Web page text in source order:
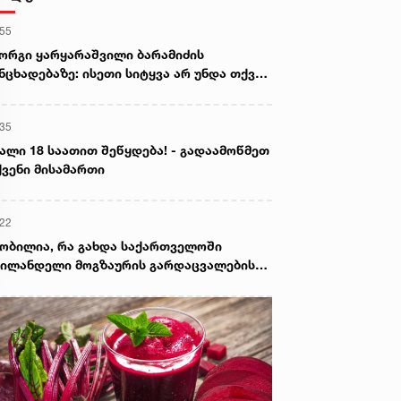
ყარყარაშვილი ბარამიძის
ისეთი სიტყვა არ უნდა თქვა,
წარმოაჩენს, შენი სიტყვები
და რუსული სააგენტოების მიერ
წაღებული და ყველა ქართველს
18 საათით შეწყდება! - გადაამოწმეთ
მისამართი
რა გახდა საქართველოში
მოგზაურის გარდაცვალების